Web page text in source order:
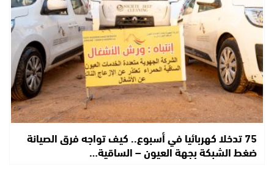
75 تدخلا كهربائيا في أسبوع.. كيف تواجه فرق الصيانة
ضغط الشبكة بجهة العيون – الساقية…